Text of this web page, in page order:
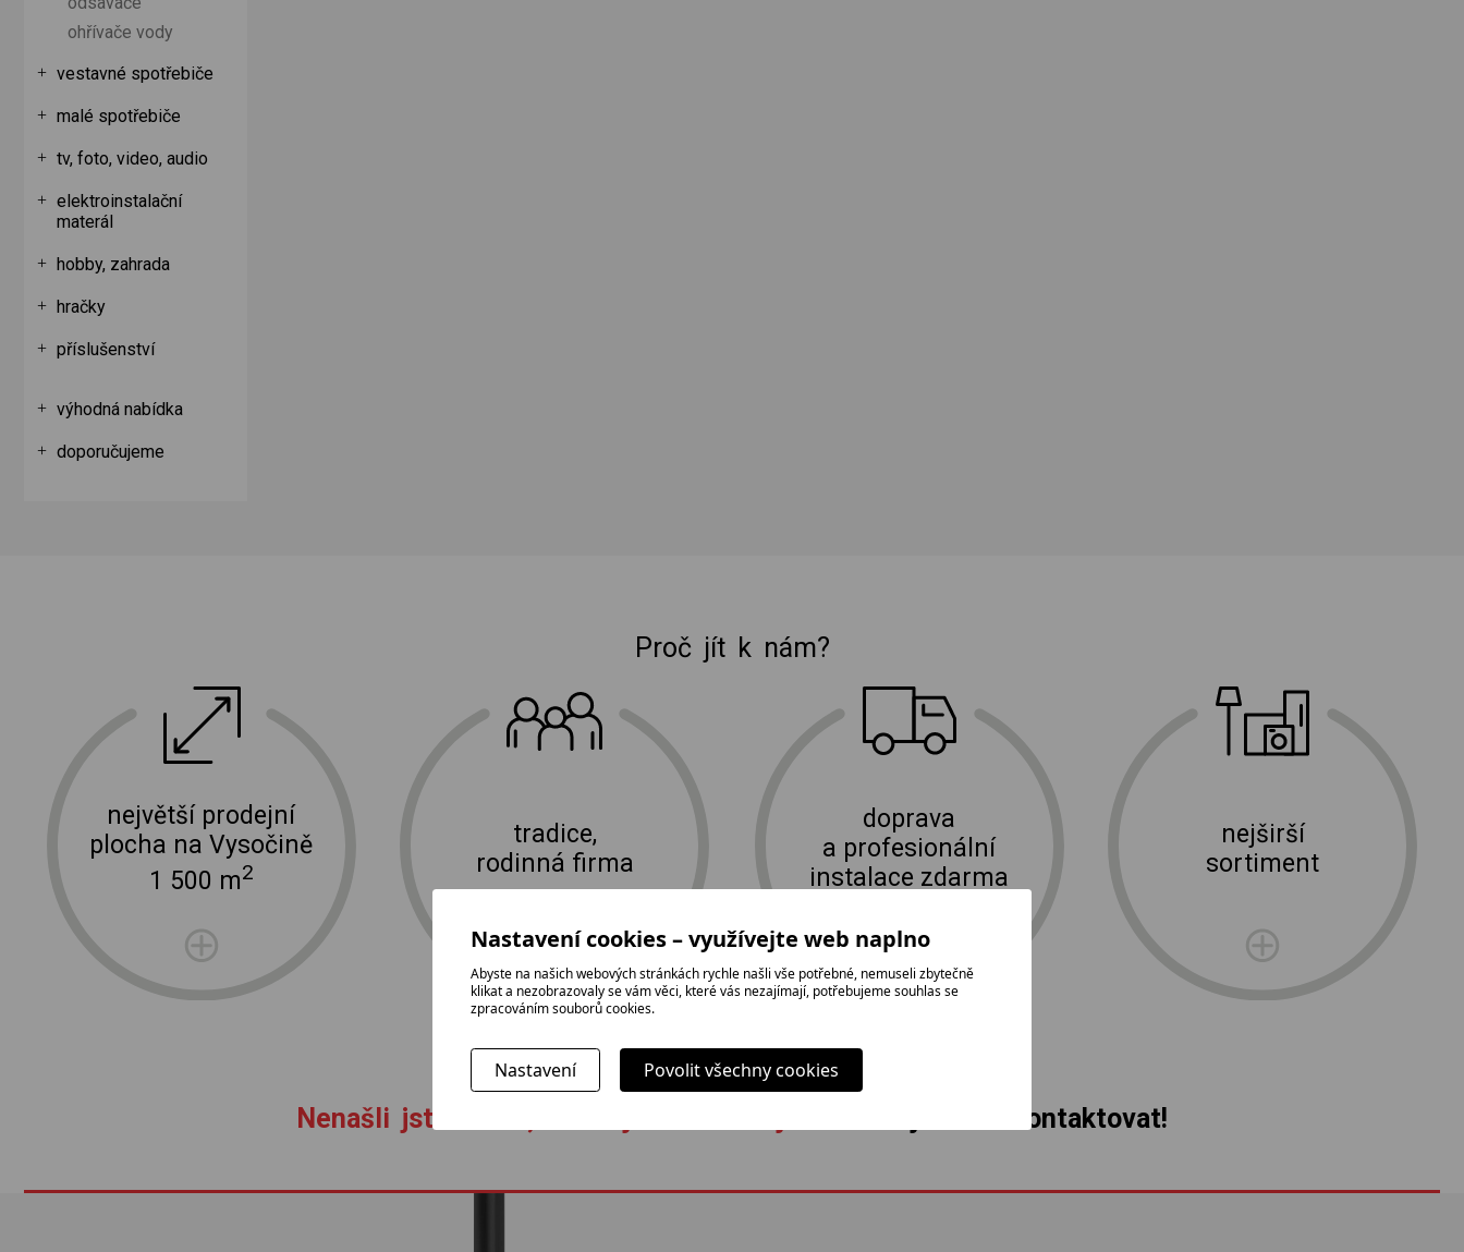
ohřívače vody
vestavné spotřebiče
malé spotřebiče
tv, foto, video, audio
elektroinstalační
materál
hobby, zahrada
hračky
příslušenství
výhodná nabídka
doporučujeme
Proč jít k nám?
největší prodejní
plocha na Vysočině
1 500 m2
tradice,
rodinná firma
doprava
a profesionální
instalace zdarma
doprava a instalace elektro zařízení
nejširší
sortiment
E-shop Elektro Burian
Nenašli jste zboží, které jinde nabízejí? Neváhejte nás kontaktovat!
Nastavení cookies – využívejte web naplno
Abyste na našich webových stránkách rychle našli vše potřebné, nemuseli zbytečně
klikat a nezobrazovaly se vám věci, které vás nezajímají, potřebujeme souhlas se
zpracováním souborů cookies.
Nastavení Povolit všechny cookies